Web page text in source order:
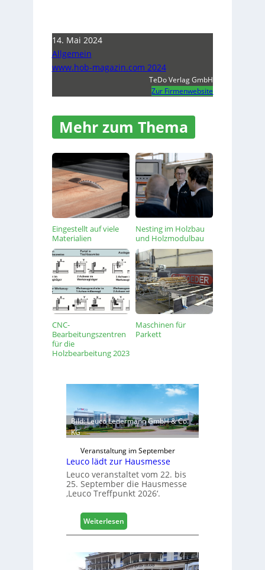
14. Mai 2024
Allgemein
www.hob-magazin.com 2024
TeDo Verlag GmbH
Zur Firmenwebsite
Mehr zum Thema
Eingestellt auf viele
Materialien
Nesting im Holzbau
und Holzmodulbau
CNC-
Bearbeitungszentren
für die
Holzbearbeitung 2023
Maschinen für
Parkett
Bild: Leuco Ledermann GmbH & Co.
KG
Veranstaltung im September
Leuco lädt zur Hausmesse
Leuco veranstaltet vom 22. bis
25. September die Hausmesse
‚Leuco Treffpunkt 2026‘.
Weiterlesen:
L
u
c